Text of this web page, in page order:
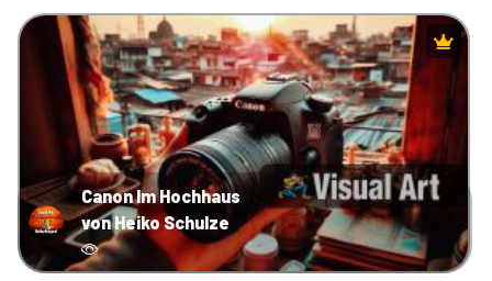
Canon Im Hochhaus
von Heiko Schulze